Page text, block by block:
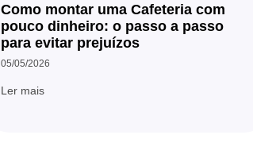
Como montar uma Cafeteria com
pouco dinheiro: o passo a passo
para evitar prejuízos
05/05/2026
Ler mais